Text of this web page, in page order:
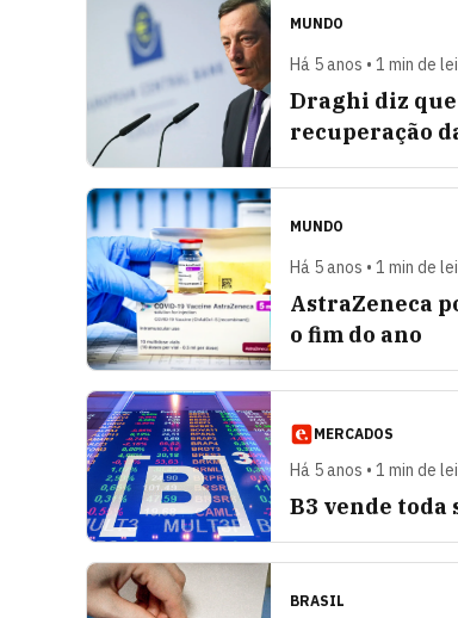
MUNDO
Há 5 anos • 1 min de
Draghi diz que
recuperação
MUNDO
Há 5 anos • 1 min de
AstraZeneca
o fim do ano
MERCADOS
Há 5 anos • 1 min de
B3 vende toda
BRASIL